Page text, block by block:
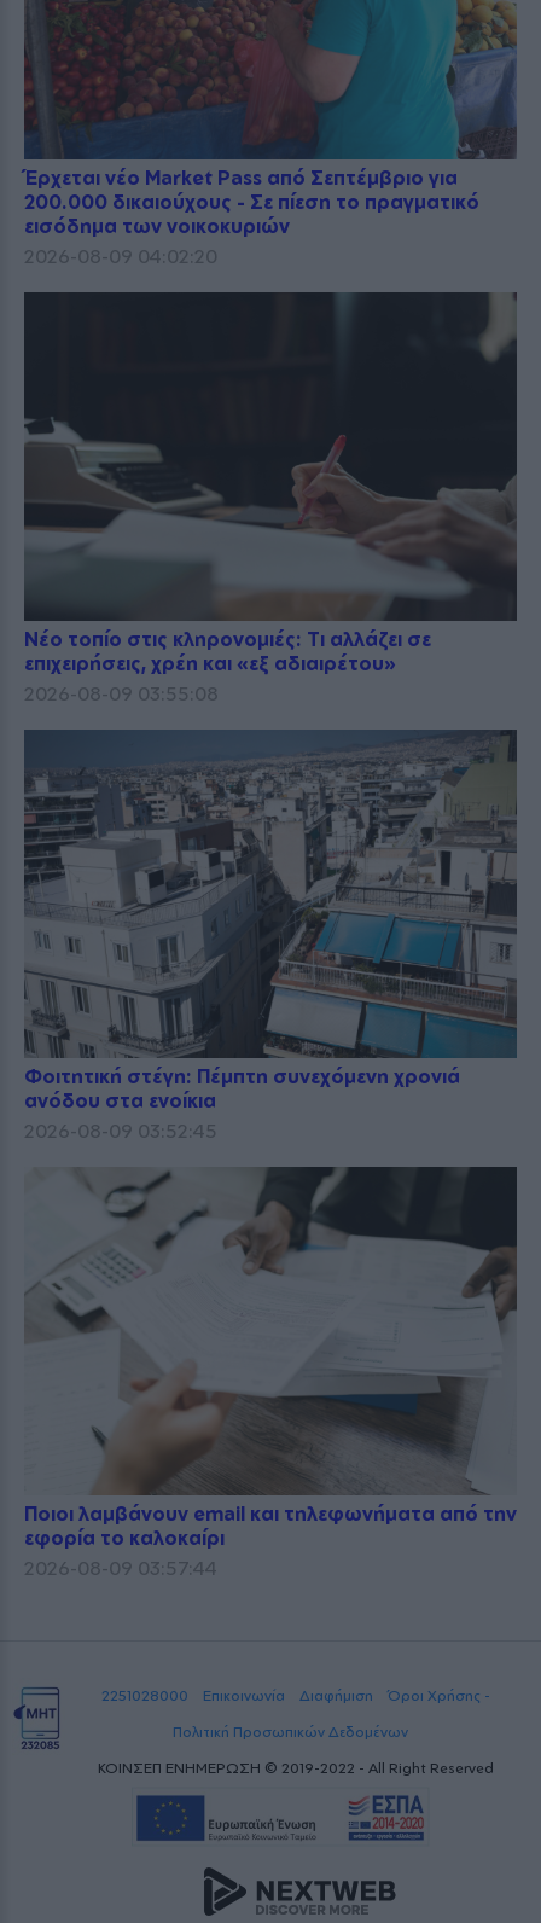
Έρχεται νέο Market Pass από Σεπτέμβριο για
200.000 δικαιούχους - Σε πίεση το πραγματικό
εισόδημα των νοικοκυριών
2026-08-09 04:02:20
Νέο τοπίο στις κληρονομιές: Τι αλλάζει σε
επιχειρήσεις, χρέη και «εξ αδιαιρέτου»
2026-08-09 03:55:08
Φοιτητική στέγη: Πέμπτη συνεχόμενη χρονιά
ανόδου στα ενοίκια
2026-08-09 03:52:45
Ποιοι λαμβάνουν email και τηλεφωνήματα από την
εφορία το καλοκαίρι
2026-08-09 03:57:44
2251028000 Επικοινωνία Διαφήμιση
Όροι Χρήσης -
Πολιτική Προσωπικών Δεδομένων
ΚΟΙΝΣΕΠ ΕΝΗΜΕΡΩΣΗ © 2019-2022 - All Right Reserved